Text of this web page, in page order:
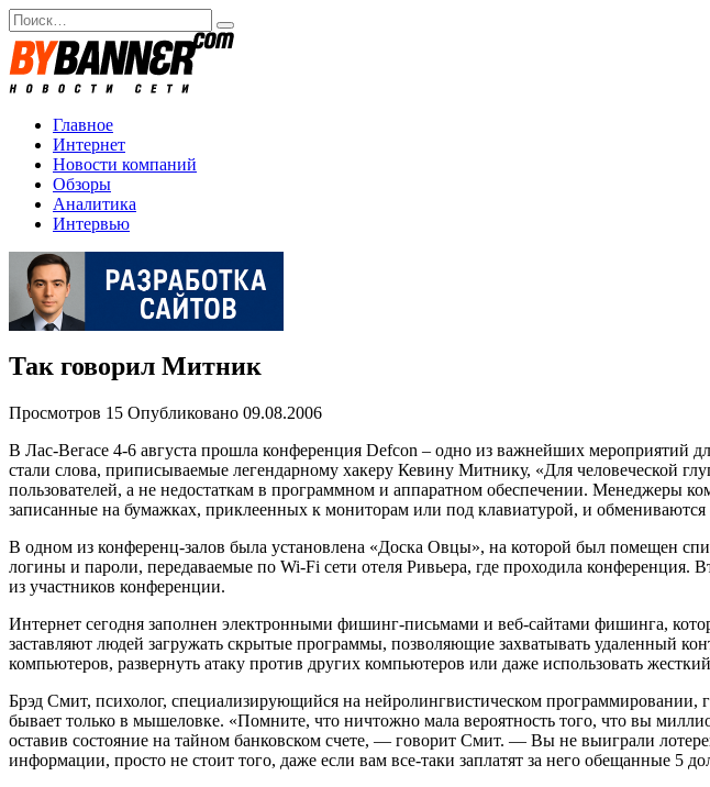
Перейти
к
содержанию
Search
for:
Главное
Интернет
Новости компаний
Обзоры
Аналитика
Интервью
Так говорил Митник
Просмотров 15 Опубликовано 09.08.2006
В Лас-Вегасе 4-6 августа прошла конференция Defcon – одно из важнейших мероприятий
стали слова, приписываемые легендарному хакеру Кевину Митнику, «Для человеческой
пользователей, а не недостаткам в программном и аппаратном обеспечении. Менеджеры
записанные на бумажках, приклеенных к мониторам или под клавиатурой, и
В одном из конференц-залов была установлена «Доска Овцы», на которой был помещен
логины и пароли, передаваемые по Wi-Fi сети отеля Ривьера, где проходила конференция.
из участников конференции.
Интернет сегодня заполнен электронными фишинг-письмами и веб-сайтами фишинга,
заставляют людей загружать скрытые программы, позволяющие захватывать
компьютеров, развернуть атаку против других компьютеров или даже использовать
Брэд Смит, психолог, специализирующийся на нейролингвистическом
бывает только в мышеловке. «Помните, что ничтожно мала вероятность того, что вы
оставив состояние на тайном банковском счете, — говорит Смит. — Вы не выиграли
информации, просто не стоит того, даже если вам все-таки заплатят за него обещанные 5